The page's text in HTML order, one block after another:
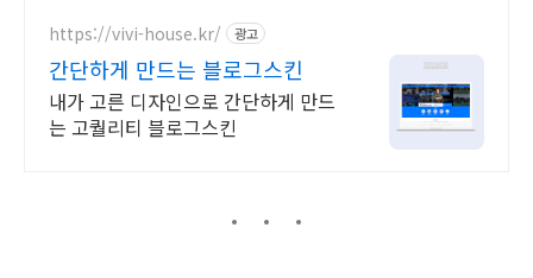
https://vivi-house.kr/ 광고
간단하게 만드는 블로그스킨
내가 고른 디자인으로 간단하게 만드
는 고퀄리티 블로그스킨